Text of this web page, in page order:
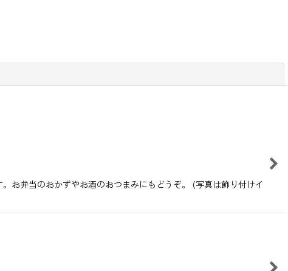
お弁当のおかずやお酒のおつまみにもどうぞ。 (写真は飾り付けイ